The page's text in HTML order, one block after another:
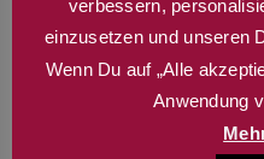
Datum:
3. Dezember 2026
verbessern,
einzusetzen und unseren
Wenn Du auf „Alle
Anwendung